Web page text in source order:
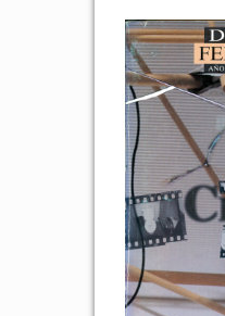
Barra
lateral
del
artículo